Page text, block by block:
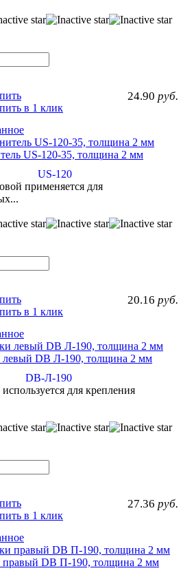
24.90 руб.
в 1 клик
US-120-35, толщина 2 мм
US-120
применяется для
20.16 руб.
в 1 клик
левый DB Л-190, толщина 2 мм
DB-Л-190
для крепления
27.36 руб.
в 1 клик
правый DB П-190, толщина 2 мм